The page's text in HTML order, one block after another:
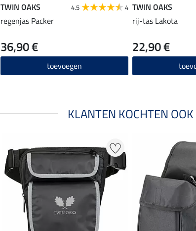
TWIN OAKS 4.5 4
regenjas Packer
36,90 €
toevoegen
TWIN OAKS
rij-tas Lakota
22,90 €
KLANTEN KOCHTEN OOK